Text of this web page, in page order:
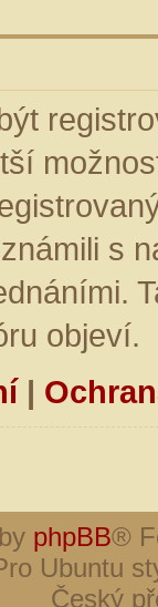
s
objeví.
|
phpBB®
Ubuntu
Český